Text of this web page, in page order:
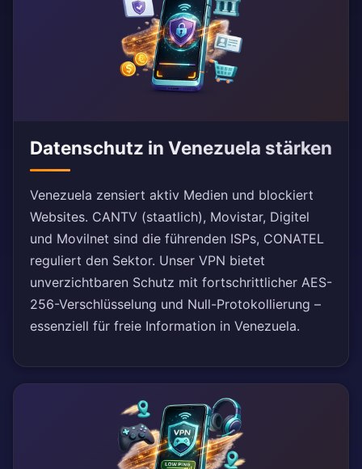
Datenschutz in Venezuela stärken
Venezuela zensiert aktiv Medien und blockiert
Websites. CANTV (staatlich), Movistar, Digitel
und Movilnet sind die führenden ISPs, CONATEL
reguliert den Sektor. Unser VPN bietet
unverzichtbaren Schutz mit fortschrittlicher AES-
256-Verschlüsselung und Null-Protokollierung –
essenziell für freie Information in Venezuela.